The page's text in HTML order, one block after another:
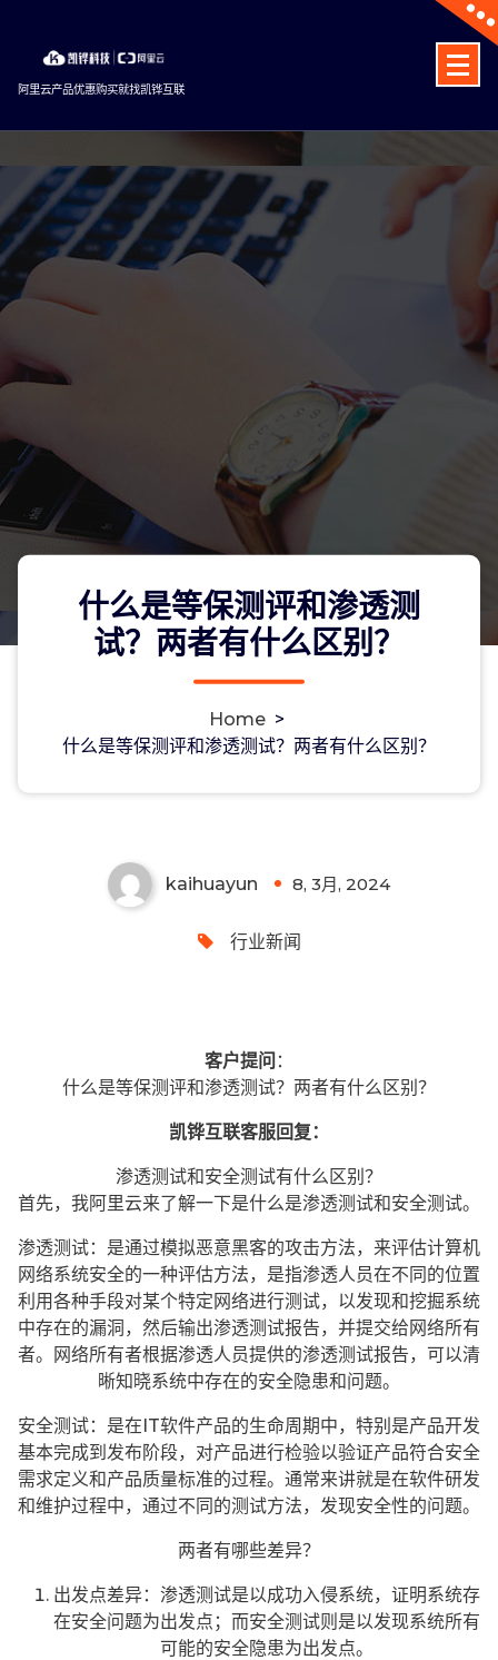
content
阿里云产品优惠购买就找凯铧互联
什么是等保测评和渗透测
试？两者有什么区别？
Home >
什么是等保测评和渗透测试？两者有什么区别？
什么是等保测评和渗透测试？两者有什
kaihuayun 8, 3月, 2024
行业新闻
客户提问 ：
什么是等保测评和渗透测试？两者有什么区别？
凯铧互联客服回复：
渗透测试和安全测试有什么区别？
首先，我阿里云来了解一下是什么是渗透测试和安全测试。
渗透测试：是通过模拟恶意黑客的攻击方法，来评估计算机
网络系统安全的一种评估方法，是指渗透人员在不同的位置
利用各种手段对某个特定网络进行测试，以发现和挖掘系统
中存在的漏洞，然后输出渗透测试报告，并提交给网络所有
者。网络所有者根据渗透人员提供的渗透测试报告，可以清
晰知晓系统中存在的安全隐患和问题。
安全测试：是在IT软件产品的生命周期中，特别是产品开发
基本完成到发布阶段，对产品进行检验以验证产品符合安全
需求定义和产品质量标准的过程。通常来讲就是在软件研发
和维护过程中，通过不同的测试方法，发现安全性的问题。
两者有哪些差异？
出发点差异：渗透测试是以成功入侵系统，证明系统存
在安全问题为出发点；而安全测试则是以发现系统所有
可能的安全隐患为出发点。